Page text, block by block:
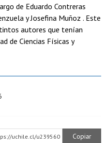
de Eduardo Contreras
y Josefina Muñoz . Este
autores que tenían
de Ciencias Físicas y
uchile.cl/u239560 Copiar